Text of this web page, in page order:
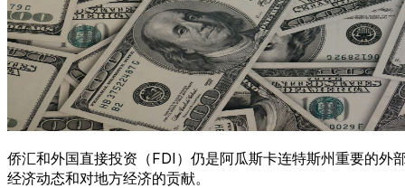
侨汇和外国直接投资（FDI）仍是阿瓜斯卡连特斯州重要的
经济动态和对地方经济的贡献。